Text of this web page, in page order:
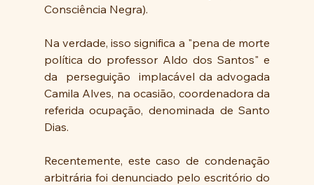
Consciência Negra).
Na verdade, isso significa a "pena de morte
política do professor Aldo dos Santos" e
da  perseguição  implacável da advogada
Camila Alves, na ocasião, coordenadora da
referida ocupação, denominada de Santo
Dias.
Recentemente, este caso de condenação
arbitrária foi denunciado pelo escritório do